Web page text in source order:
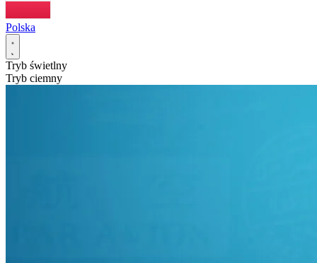
Polska
Tryb świetlny
Tryb ciemny